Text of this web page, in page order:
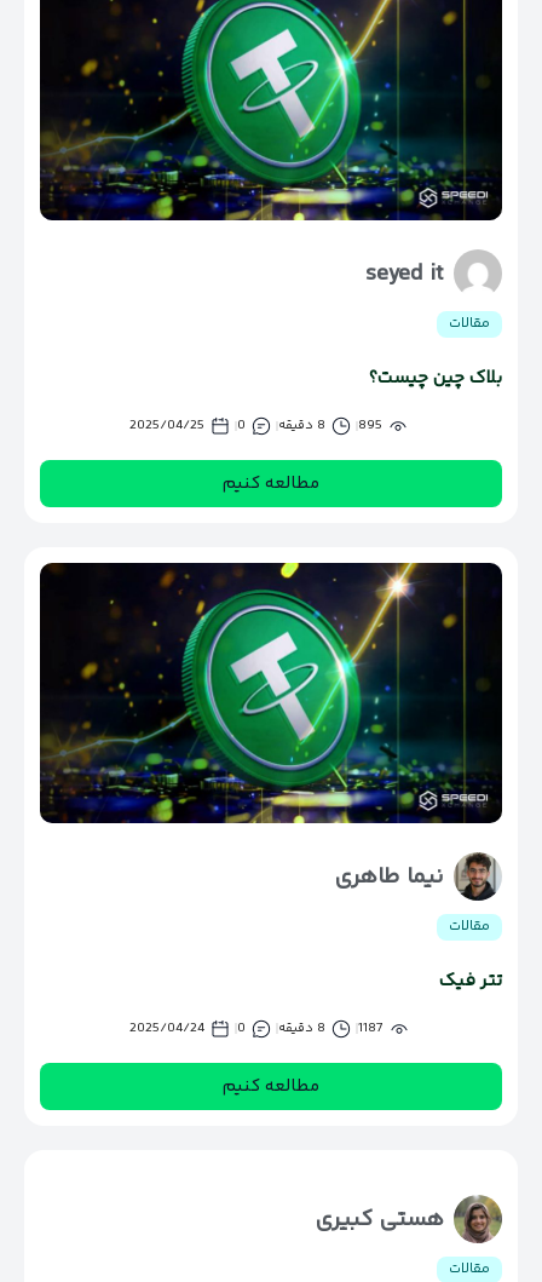
seyed it
مقالات
بلاک چین چیست؟
895 8 دقیقه 0
2025/04/25
مطالعه کنیم
نیما طاهری
مقالات
تتر فیک
1187 8 دقیقه 0
2025/04/24
مطالعه کنیم
هستی کبیری
مقالات